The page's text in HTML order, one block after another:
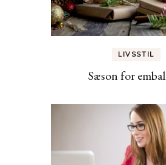
LIVSSTIL
Sæson for